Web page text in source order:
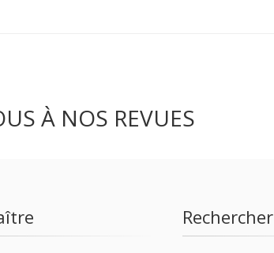
À NOS REVUES
Rechercher